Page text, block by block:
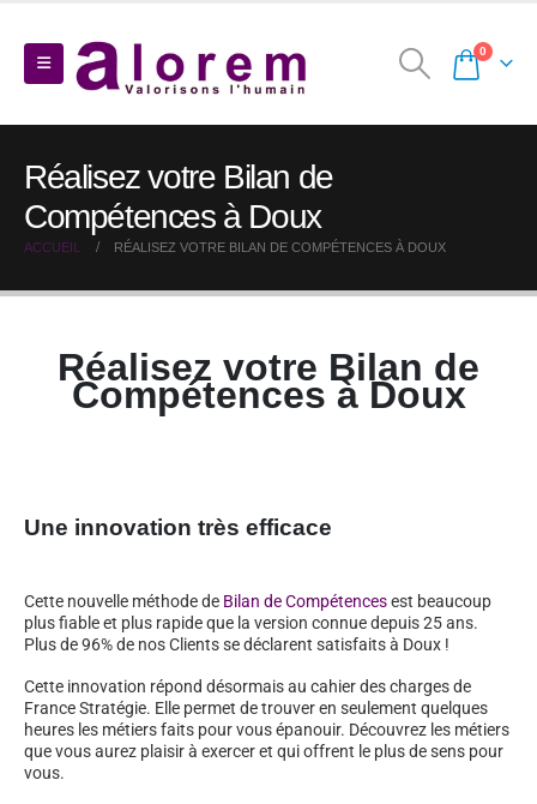
0
Réalisez votre Bilan de
Compétences à Doux
ACCUEIL RÉALISEZ VOTRE BILAN DE COMPÉTENCES À DOUX
Réalisez votre Bilan de
Compétences à Doux
Une innovation très efficace
Cette nouvelle méthode de Bilan de Compétencesest beaucoup
plus fiable et plus rapide que la version connue depuis 25 ans.
Plus de 96% de nos Clients se déclarent satisfaits à Doux !
Cette innovation répond désormais au cahier des charges de
France Stratégie. Elle permet de trouver en seulement quelques
heures les métiers faits pour vous épanouir. Découvrez les métiers
que vous aurez plaisir à exercer et qui offrent le plus de sens pour
vous.